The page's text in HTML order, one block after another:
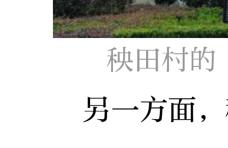
秧田村
另一方面，